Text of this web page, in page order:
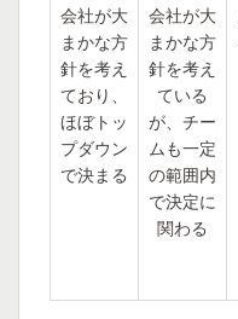
会社が大
まかな方
針を考え
ており、
ほぼトッ
プダウン
で決まる
会社が大
まかな方
針を考え
ている
が、チー
ムも一定
の範囲内
で決定に
関わる